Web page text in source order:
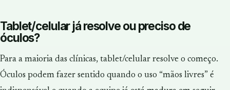
Tablet/celular já resolve ou preciso de
óculos?
Para a maioria das clínicas, tablet/celular resolve o começo.
Óculos podem fazer sentido quando o uso “mãos livres” é